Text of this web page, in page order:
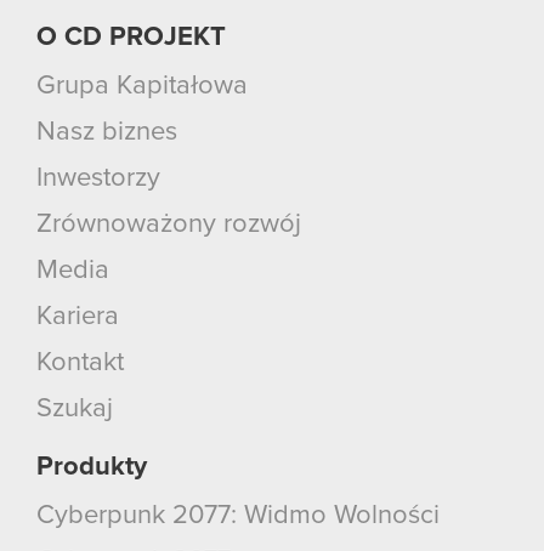
O CD PROJEKT
Grupa Kapitałowa
Nasz biznes
Inwestorzy
Zrównoważony rozwój
Media
Kariera
Kontakt
Szukaj
Produkty
Cyberpunk 2077: Widmo Wolności